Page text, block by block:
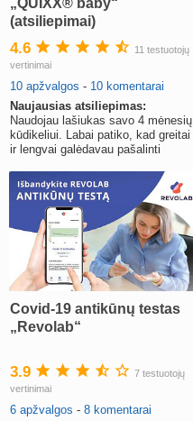
(atsiliepimai)
4.6
11 testuotojų
vertinimai
10 apžvalgos - 10 komentarai
Naujausias atsiliepimas:
Naudojau lašiukas savo 4 mėnesių
kūdikeliui. Labai patiko, kad greitai
ir lengvai galėdavau pašalinti
Covid-19 antikūnų testas
„Revolab“
3.9
7 testuotojų
vertinimai
6 apžvalgos - 8 komentarai